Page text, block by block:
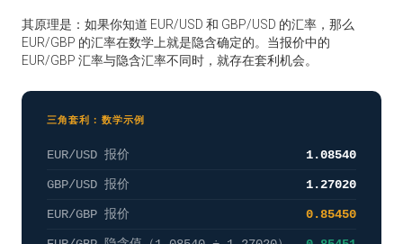
其原理是：如果你知道 EUR/USD 和 GBP/USD 的汇率，那么
EUR/GBP 的汇率在数学上就是隐含确定的。当报价中的
EUR/GBP 汇率与隐含汇率不同时，就存在套利机会。
三角套利：数学示例
EUR/USD 报价 1.08540
GBP/USD 报价 1.27020
EUR/GBP 报价 0.85450